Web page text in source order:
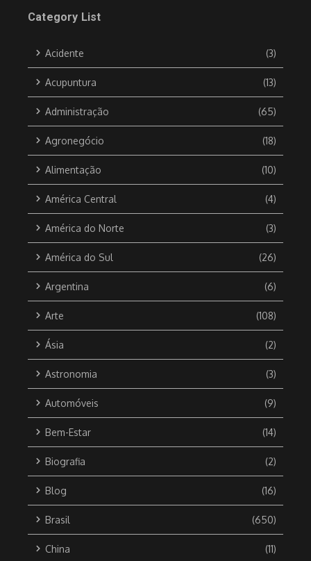
Category List
Acidente (3)
Acupuntura (13)
Administração (65)
Agronegócio (18)
Alimentação (10)
América Central (4)
América do Norte (3)
América do Sul (26)
Argentina (6)
Arte (108)
Ásia (2)
Astronomia (3)
Automóveis (9)
Bem-Estar (14)
Biografia (2)
Blog (16)
Brasil (650)
China (11)